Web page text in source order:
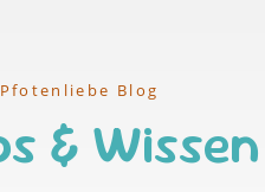
Pfotenliebe Blog
&